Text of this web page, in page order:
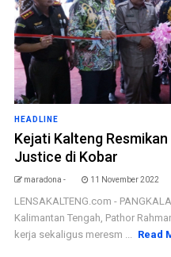
HEADLINE
Kejati Kalteng
Justice di Kobar
maradona - 11 November 2022
LENSAKALTENG.com -
Kalimantan Tengah, Pathor
kerja sekaligus meresm ... Read